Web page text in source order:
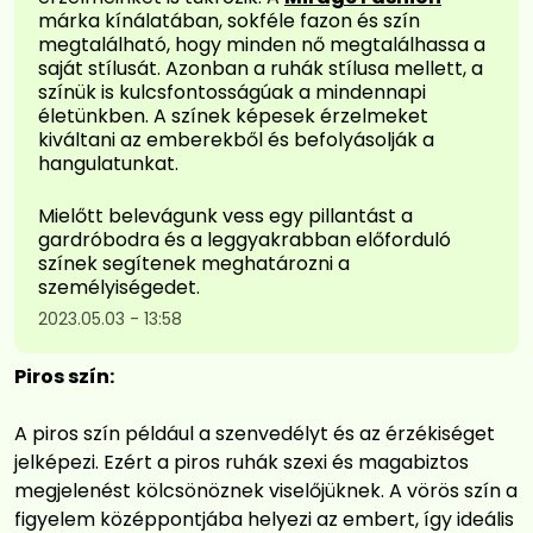
márka kínálatában, sokféle fazon és szín
megtalálható, hogy minden nő megtalálhassa a
saját stílusát. Azonban a ruhák stílusa mellett, a
színük is kulcsfontosságúak a mindennapi
életünkben. A színek képesek érzelmeket
kiváltani az emberekből és befolyásolják a
hangulatunkat.
Mielőtt belevágunk vess egy pillantást a
gardróbodra és a leggyakrabban előforduló
színek segítenek meghatározni a
személyiségedet.
2023.05.03 13:58
Piros szín:
A piros szín például a szenvedélyt és az érzékiséget
jelképezi. Ezért a piros ruhák szexi és magabiztos
megjelenést kölcsönöznek viselőjüknek. A vörös szín a
figyelem középpontjába helyezi az embert, így ideális